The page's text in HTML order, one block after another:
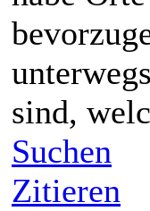
sind,
Suchen
Zitieren